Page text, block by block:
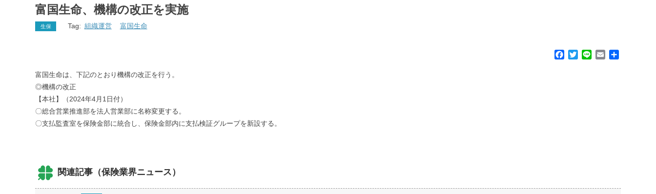
富国生命、機構の改正を実施
生保 Tag: 組織運営 富国生命
富国生命は、下記のとおり機構の改正を行う。
◎機構の改正
【本社】（2024年4月1日付）
〇総合営業推進部を法人営業部に名称変更する。
〇支払監査室を保険金部に統合し、保険金部内に支払検証グループを新設する。
関連記事（保険業界ニュース）